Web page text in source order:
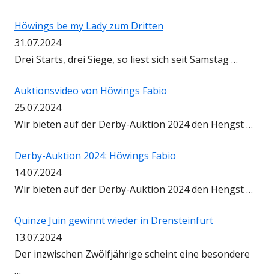
Höwings be my Lady zum Dritten
31.07.2024
Drei Starts, drei Siege, so liest sich seit Samstag …
Auktionsvideo von Höwings Fabio
25.07.2024
Wir bieten auf der Derby-Auktion 2024 den Hengst …
Derby-Auktion 2024: Höwings Fabio
14.07.2024
Wir bieten auf der Derby-Auktion 2024 den Hengst …
Quinze Juin gewinnt wieder in Drensteinfurt
13.07.2024
Der inzwischen Zwölfjährige scheint eine besondere
…